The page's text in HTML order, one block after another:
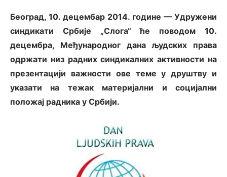
Београд, 10. децембар 2014. године — Удружени
синдикати Србије „Слога“ ће поводом 10.
децембра, Међународног дана људских права
одржати низ радних синдикалних активности на
презентацији важности ове теме у друштву и
указати на тежак материјални и социјални
положај радника у Србији.